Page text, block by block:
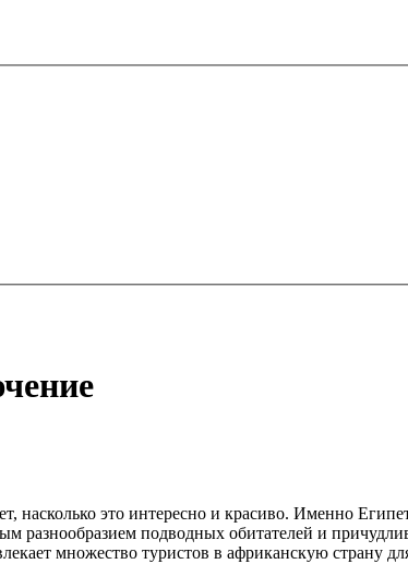
насколько это интересно и красиво. Именно
разнообразием подводных обитателей и
множество туристов в африканскую страну